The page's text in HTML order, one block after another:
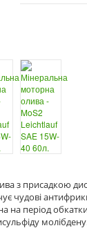
з присадкою
чудові
період